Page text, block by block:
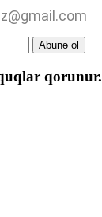
Abunə ol
qorunur.